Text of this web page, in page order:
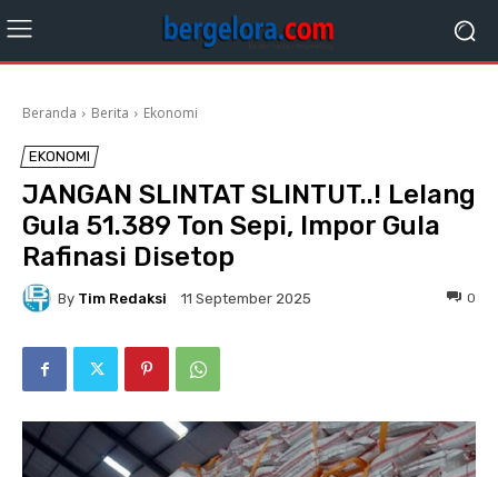
Beranda Berita Ekonomi
EKONOMI
JANGAN SLINTAT SLINTUT..! Lelang
Gula 51.389 Ton Sepi, Impor Gula
Rafinasi Disetop
By Tim Redaksi 11 September 2025 0